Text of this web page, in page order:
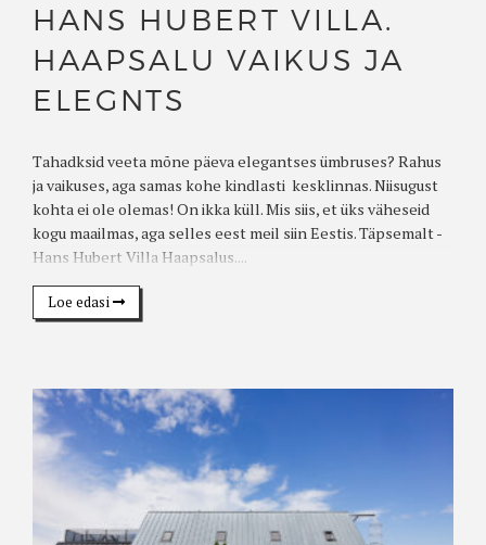
HANS HUBERT VILLA.
HAAPSALU VAIKUS JA
ELEGNTS
Tahadksid veeta mõne päeva elegantses ümbruses? Rahus
ja vaikuses, aga samas kohe kindlasti kesklinnas. Niisugust
kohta ei ole olemas! On ikka küll. Mis siis, et üks väheseid
kogu maailmas, aga selles eest meil siin Eestis. Täpsemalt -
Hans Hubert Villa Haapsalus....
Loe edasi